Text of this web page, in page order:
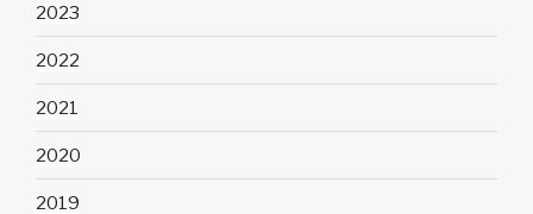
2023
2022
2021
2020
2019